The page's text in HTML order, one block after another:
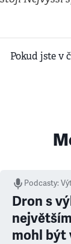
Pokud jste v
Podcasty:
Dron s
mohl být